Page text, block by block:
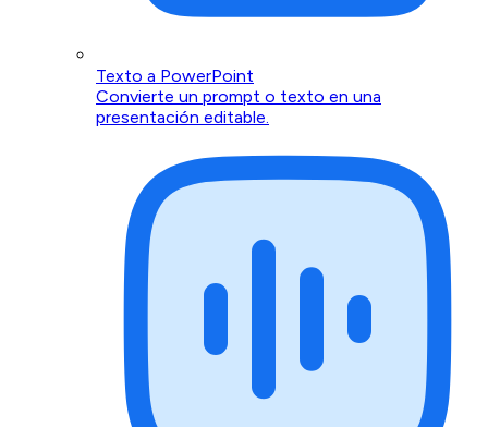
Texto a PowerPoint
Convierte un prompt o texto en una
presentación editable.